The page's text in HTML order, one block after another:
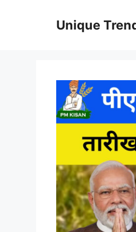
Unique